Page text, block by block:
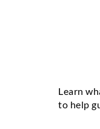
Learn
to help